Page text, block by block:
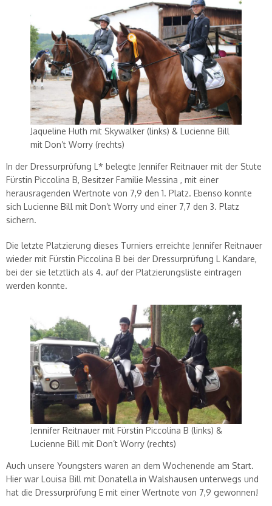
Jaqueline Huth mit Skywalker (links) & Lucienne Bill
mit Don’t Worry (rechts)
In der Dressurprüfung L* belegte Jennifer Reitnauer mit der Stute
Fürstin Piccolina B, Besitzer Familie Messina , mit einer
herausragenden Wertnote von 7,9 den 1. Platz. Ebenso konnte
sich Lucienne Bill mit Don’t Worry und einer 7,7 den 3. Platz
sichern.
Die letzte Platzierung dieses Turniers erreichte Jennifer Reitnauer
wieder mit Fürstin Piccolina B bei der Dressurprüfung L Kandare,
bei der sie letztlich als 4. auf der Platzierungsliste eintragen
werden konnte.
Jennifer Reitnauer mit Fürstin Piccolina B (links) &
Lucienne Bill mit Don’t Worry (rechts)
Auch unsere Youngsters waren an dem Wochenende am Start.
Hier war Louisa Bill mit Donatella in Walshausen unterwegs und
hat die Dressurprüfung E mit einer Wertnote von 7,9 gewonnen!